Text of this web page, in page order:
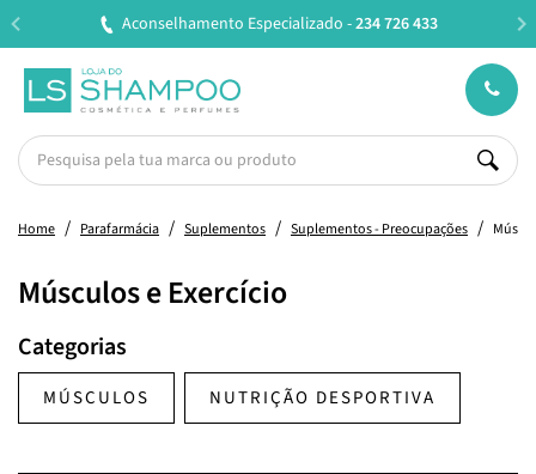
Entregas em 24H úteis.Oferta de portes a partir de €45*
Home Parafarmácia Suplementos Suplementos - Preocupações
Músculos e Exercício
Categorias
MÚSCULOS NUTRIÇÃO DESPORTIVA